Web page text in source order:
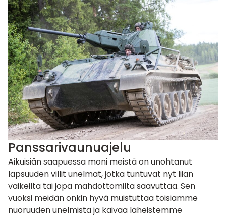
Panssarivaunuajelu
Aikuisiän saapuessa moni meistä on unohtanut
lapsuuden villit unelmat, jotka tuntuvat nyt liian
vaikeilta tai jopa mahdottomilta saavuttaa. Sen
vuoksi meidän onkin hyvä muistuttaa toisiamme
nuoruuden unelmista ja kaivaa läheistemme